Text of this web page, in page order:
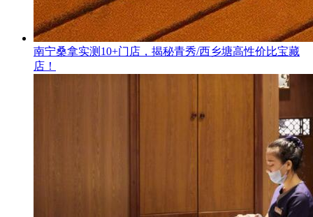
南宁桑拿实测10+门店，揭秘青秀/西乡塘高性价比宝藏
店！